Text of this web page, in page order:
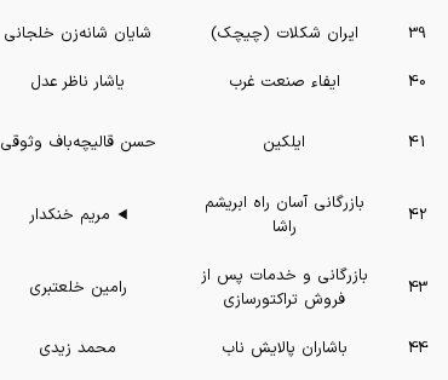
39 ایران شکلات (چیچک) شایان شانه‌زن خلجانی
40
ایفاء صنعت غرب یاشار ناظر عدل
41 ایلکین حسن قالیچه‌باف وثوقی
42
بازرگانی آسان راه ابریشم
راشا
مریم خنکدار
43
بازرگانی و خدمات پس از
فروش تراکتورسازی
رامین خلعتبری
44 باشاران پالایش ناب محمد زیدی